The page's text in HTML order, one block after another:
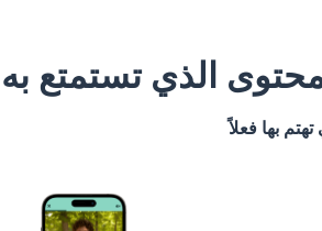
الذي تستمتع به
بها فعلاً